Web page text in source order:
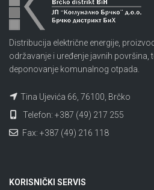
Distribucija električne energije,
održavanje i uređenje javnih površina,
deponovanje komunalnog otpada.
Tina Ujevića 66, 76100, Brčko
Telefon: +387 (49) 217 255
Fax: +387 (49) 216 118
KORISNIČKI SERVIS